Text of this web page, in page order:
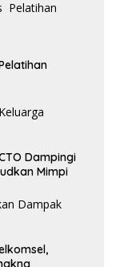
Dampingi
Mimpi